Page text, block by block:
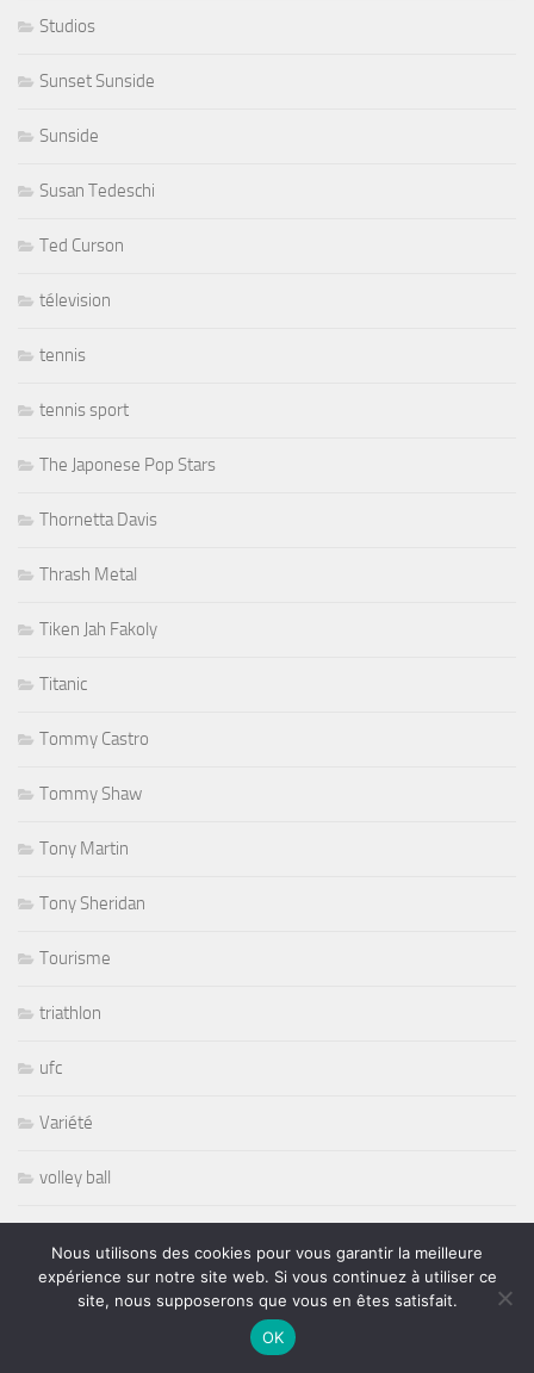
Studios
Sunset Sunside
Sunside
Susan Tedeschi
Ted Curson
télevision
tennis
tennis sport
The Japonese Pop Stars
Thornetta Davis
Thrash Metal
Tiken Jah Fakoly
Titanic
Tommy Castro
Tommy Shaw
Tony Martin
Tony Sheridan
Tourisme
triathlon
ufc
Variété
volley ball
Whitesnake
Nous utilisons des cookies pour vous garantir la meilleure
expérience sur notre site web. Si vous continuez à utiliser ce
site, nous supposerons que vous en êtes satisfait.
OK